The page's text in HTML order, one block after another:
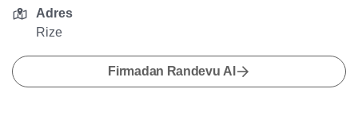
Adres
Rize
Firmadan Randevu Al